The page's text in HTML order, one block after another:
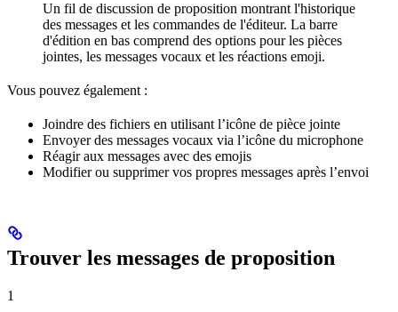
Un fil de discussion de proposition montrant l'historique
des messages et les commandes de l'éditeur. La barre
d'édition en bas comprend des options pour les pièces
jointes, les messages vocaux et les réactions emoji.
Vous pouvez également :
Joindre des fichiers en utilisant l’icône de pièce jointe
Envoyer des messages vocaux via l’icône du microphone
Réagir aux messages avec des emojis
Modifier ou supprimer vos propres messages après l’envoi
Trouver les messages de proposition
1